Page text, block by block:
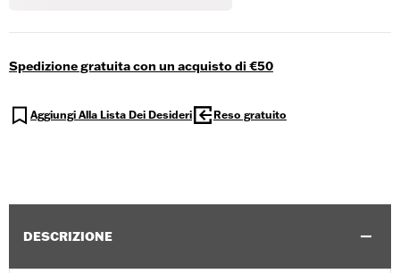
Spedizione gratuita con un acquisto di €50
Aggiungi Alla Lista Dei Desideri Reso gratuito
DESCRIZIONE